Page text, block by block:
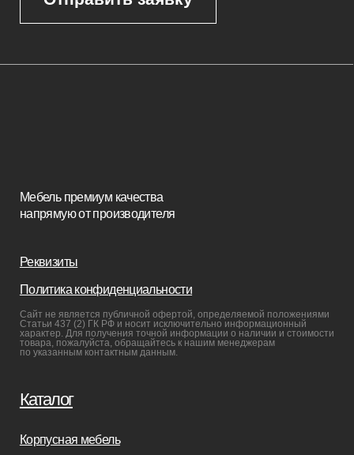
Изголовья
Кровати
Покупателям
Реализованные проекты
Реставрация
Бизнесу
Салонам
Связаться с нами